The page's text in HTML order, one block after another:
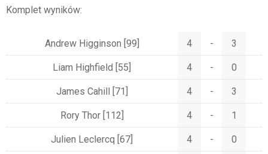
Komplet wyników:
Andrew Higginson [99] 4 - 3
Liam Highfield [55] 4 - 0
James Cahill [71] 4 - 3
Rory Thor [112] 4 - 1
Julien Leclercq [67] 4 - 0